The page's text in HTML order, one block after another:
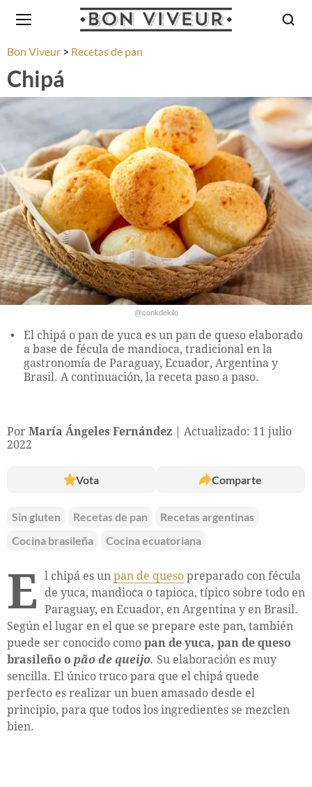
Bon Viveur Recetas de pan
Chipá
@conkdekilo
El chipá o pan de yuca es un pan de queso elaborado
a base de fécula de mandioca, tradicional en la
gastronomía de Paraguay, Ecuador, Argentina y
Brasil. A continuación, la receta paso a paso.
Por María Ángeles Fernández
Actualizado: 11 julio
2022
Vota Comparte
Sin gluten Recetas de pan
Recetas argentinas
Cocina brasileña
Cocina ecuatoriana
E l chipá es un pan de queso preparado con fécula
de yuca, mandioca o tapioca, típico sobre todo en
Paraguay, en Ecuador, en Argentina y en Brasil.
Según el lugar en el que se prepare este pan, también
puede ser conocido como pan de yuca, pan de queso
brasileño o pão de queijo. Su elaboración es muy
sencilla. El único truco para que el chipá quede
perfecto es realizar un buen amasado desde el
principio, para que todos los ingredientes se mezclen
bien.